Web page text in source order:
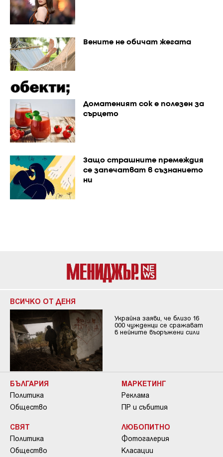
Вените не обичат жегата
Доматеният сок е полезен за
сърцето
Защо страшните премеждия
се запечатват в съзнанието
ни
ВСИЧКО ОТ ДЕНЯ
Украйна заяви, че близо 16
000 чужденци се сражават
в нейните въоръжени сили
БЪЛГАРИЯ
Политика
Общество
СВЯТ
Политика
Общество
МАРКЕТИНГ
Реклама
ПР и събития
ЛЮБОПИТНО
Фотогалерия
Класации